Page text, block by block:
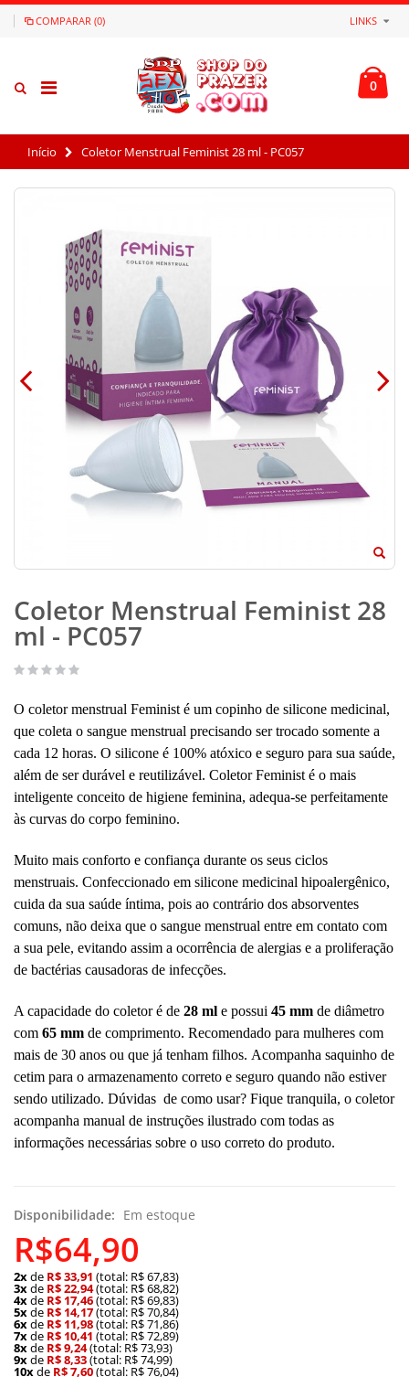
COMPARAR (0) LINKS
0
Início Coletor Menstrual Feminist 28 ml - PC057
Coletor Menstrual Feminist 28
ml - PC057
O coletor menstrual Feminist é um copinho de silicone medicinal,
que coleta o sangue menstrual precisando ser trocado somente a
cada 12 horas. O silicone é 100% atóxico e seguro para sua saúde,
além de ser durável e reutilizável. Coletor Feminist é o mais
inteligente conceito de higiene feminina, adequa-se perfeitamente
às curvas do corpo feminino.
Muito mais conforto e confiança durante os seus ciclos
menstruais. Confeccionado em silicone medicinal hipoalergênico,
cuida da sua saúde íntima, pois ao contrário dos absorventes
comuns, não deixa que o sangue menstrual entre em contato com
a sua pele, evitando assim a ocorrência de alergias e a proliferação
de bactérias causadoras de infecções.
A capacidade do coletor é de 28 ml e possui 45 mm de diâmetro
com 65 mm de comprimento. Recomendado para mulheres com
mais de 30 anos ou que já tenham filhos. Acompanha saquinho de
cetim para o armazenamento correto e seguro quando não estiver
sendo utilizado. Dúvidas de como usar? Fique tranquila, o coletor
acompanha manual de instruções ilustrado com todas as
informações necessárias sobre o uso correto do produto.
Disponibilidade: Em estoque
R$64,90
2xde R$ 33,91 (total: R$ 67,83)
3xde R$ 22,94(total: R$ 68,82)
4xde R$ 17,46(total: R$ 69,83)
5xde R$ 14,17(total: R$ 70,84)
6xde R$ 11,98(total: R$ 71,86)
7xde R$ 10,41 (total: R$ 72,89)
8xde R$ 9,24(total: R$ 73,93)
9xde R$ 8,33(total: R$ 74,99)
10xde R$ 7,60(total: R$ 76,04)